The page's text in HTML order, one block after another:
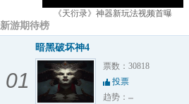
《天衍录》神器新玩法视频首曝
新游期待榜
01
暗黑破坏神4
票数：30818
投票
趋势：